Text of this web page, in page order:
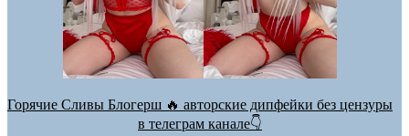
Горячие Сливы Блогерш 🔥 авторские дипфейки без цензуры
в телеграм канале👇